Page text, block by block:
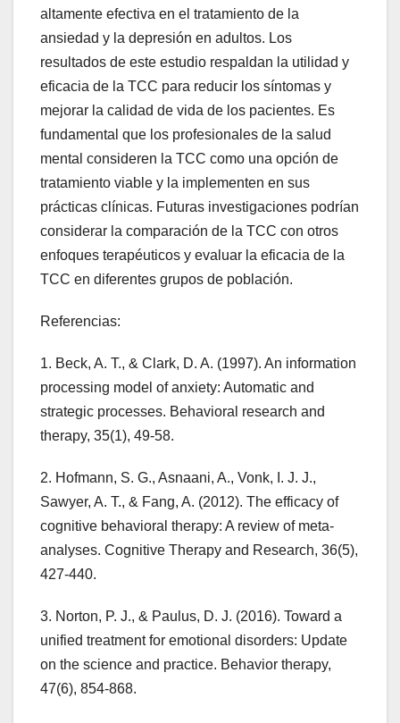
altamente efectiva en el tratamiento de la
ansiedad y la depresión en adultos. Los
resultados de este estudio respaldan la utilidad y
eficacia de la TCC para reducir los síntomas y
mejorar la calidad de vida de los pacientes. Es
fundamental que los profesionales de la salud
mental consideren la TCC como una opción de
tratamiento viable y la implementen en sus
prácticas clínicas. Futuras investigaciones podrían
considerar la comparación de la TCC con otros
enfoques terapéuticos y evaluar la eficacia de la
TCC en diferentes grupos de población.
Referencias:
1. Beck, A. T., & Clark, D. A. (1997). An information
processing model of anxiety: Automatic and
strategic processes. Behavioral research and
therapy, 35(1), 49-58.
2. Hofmann, S. G., Asnaani, A., Vonk, I. J. J.,
Sawyer, A. T., & Fang, A. (2012). The efficacy of
cognitive behavioral therapy: A review of meta-
analyses. Cognitive Therapy and Research, 36(5),
427-440.
3. Norton, P. J., & Paulus, D. J. (2016). Toward a
unified treatment for emotional disorders: Update
on the science and practice. Behavior therapy,
47(6), 854-868.